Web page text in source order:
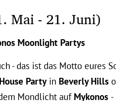
Mai - 21. Juni)
Moonlight Partys
- das ist das Motto eures
Party in Beverly Hills
Mondlicht auf Mykonos -